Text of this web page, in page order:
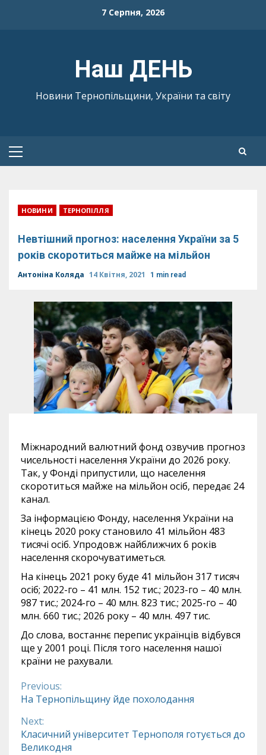
7 Серпня, 2026
Наш ДЕНЬ
Новини Тернопільщини, України та світу
Primary
НОВИНИ ТЕРНОПІЛЛЯ
Невтішний прогноз: населення України за 5
років скоротиться майже на мільйон
Антоніна Коляда 14 Квітня, 2021 1 min read
Міжнародний валютний фонд озвучив прогноз
чисельності населення України до 2026 року.
Так, у Фонді припустили, що населення
скоротиться майже на мільйон осіб, передає 24
канал.
За інформацією Фонду, населення України на
кінець 2020 року становило 41 мільйон 483
тисячі осіб. Упродовж найближчих 6 років
населення скорочуватиметься.
На кінець 2021 року буде 41 мільйон 317 тисяч
осіб; 2022-го – 41 млн. 152 тис.; 2023-го – 40 млн.
987 тис.; 2024-го – 40 млн. 823 тис.; 2025-го – 40
млн. 660 тис.; 2026 року – 40 млн. 497 тис.
До слова, востаннє перепис українців відбувся
ще у 2001 році. Після того населення нашої
країни не рахували.
Continue
Reading
Previous:
На Тернопільщину йде похолодання
Next:
Класичний університет Тернополя готується до
Великодня